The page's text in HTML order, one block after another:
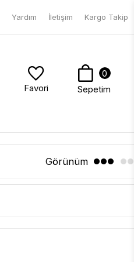
Yardım İletişim Kargo Takip
Favori
0
Sepetim
Görünüm